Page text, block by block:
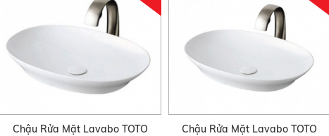
Chậu Rửa Mặt Lavabo TOTO
Chậu Rửa Mặt Lavabo TOTO